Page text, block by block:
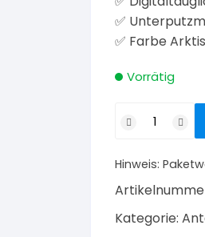
✅
✅ Farbe
Vorrätig
TV/RF/SAT
arktisweiß
Menge
Hinweis:
Kategorie: